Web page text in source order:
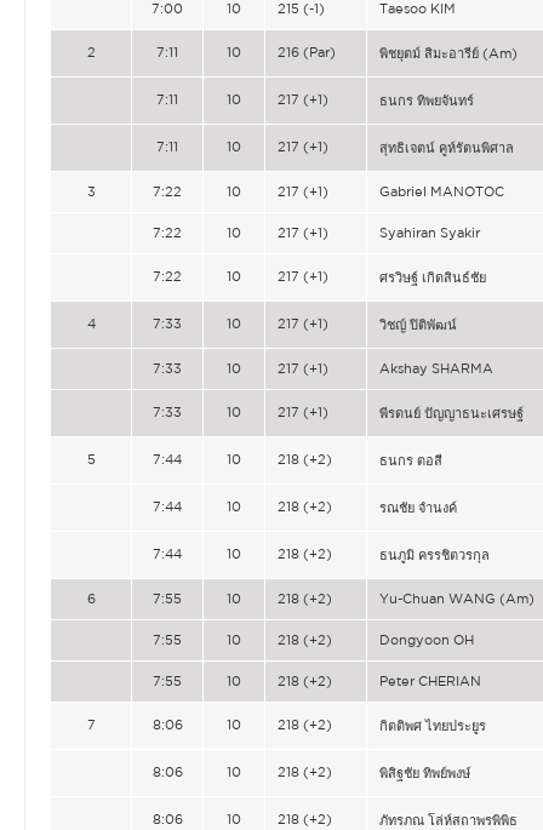
7:00 10 215 (-1) Taesoo KIM
2 7:11 10 216 (Par) พิชยุตม์ สิมะอารีย์ (Am)
7:11 10 217 (+1) ธนกร ทิพยจันทร์
7:11 10 217 (+1) สุทธิเจตน์ คูห์รัตนพิศาล
3 7:22 10 217 (+1) Gabriel MANOTOC
7:22 10 217 (+1) Syahiran Syakir
7:22 10 217 (+1) ศรวิษฐ์ เกิดสินธ์ชัย
4 7:33 10 217 (+1) วิชญ์ ปิติพัฒน์
7:33 10 217 (+1) Akshay SHARMA
7:33 10 217 (+1) พีรดนย์ ปัญญาธนะเศรษฐ์
5 7:44 10 218 (+2) ธนกร ตอสี
7:44 10 218 (+2) รณชัย จำนงค์
7:44 10 218 (+2) ธนภูมิ ครรชิตวรกุล
6 7:55 10 218 (+2) Yu-Chuan WANG (Am)
7:55 10 218 (+2) Dongyoon OH
7:55 10 218 (+2) Peter CHERIAN
7 8:06 10 218 (+2) กิตติพศ ไทยประยูร
8:06 10 218 (+2) พิสิฐชัย ทิพย์พงษ์
8:06 10 218 (+2) ภัทรภณ โล่ห์สถาพรพิพิธ